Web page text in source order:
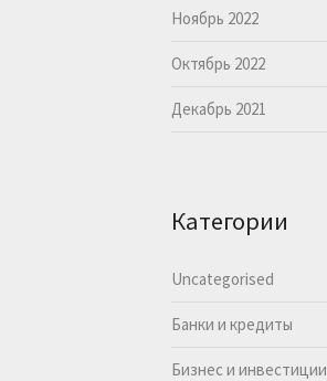
Ноябрь 2022
Октябрь 2022
Декабрь 2021
Категории
Uncategorised
Банки и кредиты
Бизнес и инвестиции